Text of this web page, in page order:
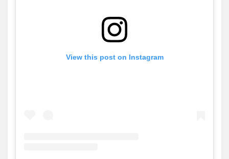
View this post on Instagram